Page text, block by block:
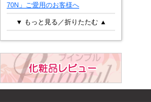
70N」ご愛用のお客様へ
▼ もっと見る／折りたたむ ▲